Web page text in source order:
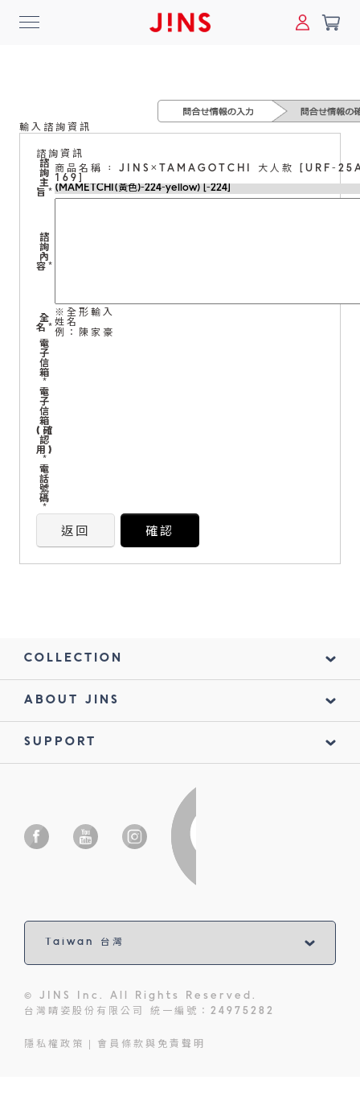
最新消息
商品系列
線上商城
Online Shop
鏡片說明
Lens
常見問題
FAQ
0
輸入諮詢資訊
諮詢資訊
諮
詢
主
旨 *
商品名稱 : JINS×TAMAGOTCHI 大人款 [URF-
169]
諮
詢
內
容 *
全
名 *
※全形輸入
姓名
例：陳家豪
電
子
信
箱
*
電
子
信
箱
(確
認
用)
*
電
話
號
碼
*
返回 確認
COLLECTION
ABOUT JINS
SUPPORT
© JINS Inc. All Rights Reserved.
台灣睛姿股份有限公司 統一編號：24975282
隱私權政策 會員條款與免責聲明